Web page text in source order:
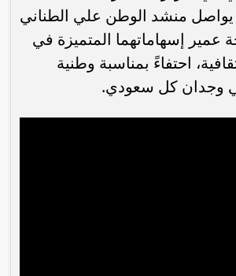
يواصل منشد الوطن علي الطناني
عمير إسهاماتهما المتميزة في
احتفاءً بمناسبة وطنية
وجدان كل سعودي.